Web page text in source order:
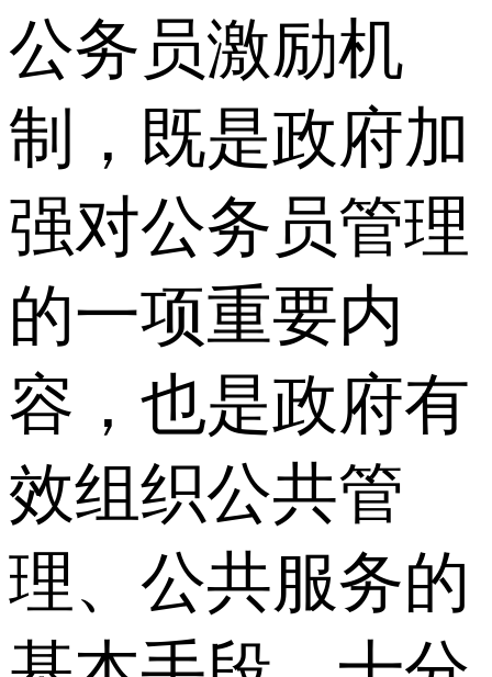
公务员激励机
制，既是政府加
强对公务员管理
的一项重要内
容，也是政府有
效组织公共管
理、公共服务的